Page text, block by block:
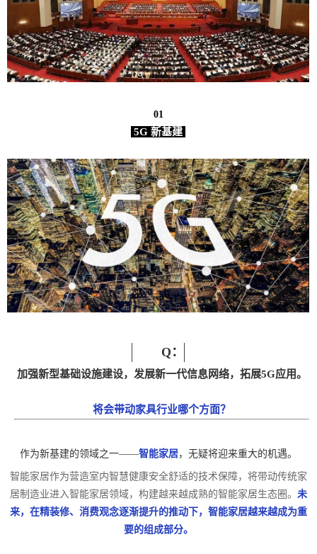
01
5G 新基建
Q：
加强新型基础设施建设，发展新一代信息网络，拓展5G应用。
将会带动家具行业哪个方面？
作为新基建的领域之一——智能家居，无疑将迎来重大的机遇。
智能家居作为营造室内智慧健康安全舒适的技术保障，将带动传统家
居制造业进入智能家居领域，构建越来越成熟的智能家居生态圈。 未
来，在精装修、消费观念逐渐提升的推动下，智能家居越来越成为重
要的组成部分。